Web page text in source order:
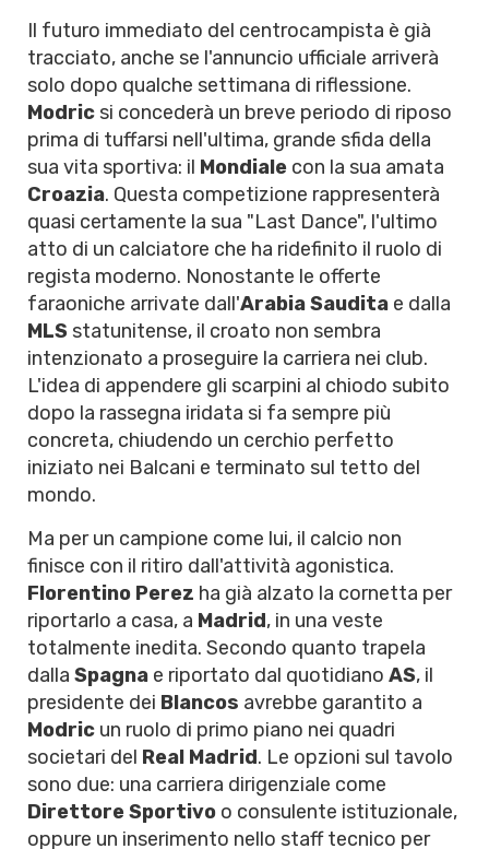
Il futuro immediato del centrocampista è già
tracciato, anche se l'annuncio ufficiale arriverà
solo dopo qualche settimana di riflessione.
Modric si concederà un breve periodo di riposo
prima di tuffarsi nell'ultima, grande sfida della
sua vita sportiva: il Mondiale con la sua amata
Croazia. Questa competizione rappresenterà
quasi certamente la sua "Last Dance", l'ultimo
atto di un calciatore che ha ridefinito il ruolo di
regista moderno. Nonostante le offerte
faraoniche arrivate dall'Arabia Saudita e dalla
MLS statunitense, il croato non sembra
intenzionato a proseguire la carriera nei club.
L'idea di appendere gli scarpini al chiodo subito
dopo la rassegna iridata si fa sempre più
concreta, chiudendo un cerchio perfetto
iniziato nei Balcani e terminato sul tetto del
mondo.
Ma per un campione come lui, il calcio non
finisce con il ritiro dall'attività agonistica.
Florentino Perez ha già alzato la cornetta per
riportarlo a casa, a Madrid, in una veste
totalmente inedita. Secondo quanto trapela
dalla Spagna e riportato dal quotidiano AS, il
presidente dei Blancos avrebbe garantito a
Modric un ruolo di primo piano nei quadri
societari del Real Madrid. Le opzioni sul tavolo
sono due: una carriera dirigenziale come
Direttore Sportivo o consulente istituzionale,
oppure un inserimento nello staff tecnico per